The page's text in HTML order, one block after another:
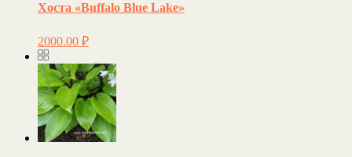
Хоста «Buffalo Blue Lake»
2000.00 ₽